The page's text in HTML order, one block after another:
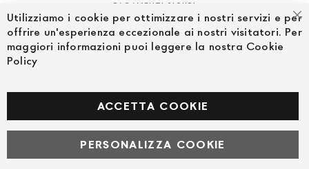
PAGAMENTI SICURI
Facebook
© Powered by MAV Arreda s.r.l. | P.IVA IT05919160969
Corso Lodi, 2 | Milano - pec mavarreda@pec.it
Utilizziamo i cookie per ottimizzare i nostri servizi e per
offrire un'esperienza eccezionale ai nostri visitatori. Per
maggiori informazioni puoi leggere la nostra Cookie
Policy
ACCETTA COOKIE
PERSONALIZZA COOKIE